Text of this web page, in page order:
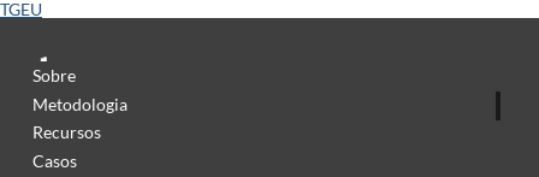
TGEU
Sobre
Metodologia
Recursos
Casos